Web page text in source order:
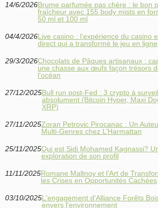
14/6/2026Brume parfumée pas chère : le bon
fraîcheur avec 155 body mists en
50 ml et 100 ml
04/4/2026Live casino : l’expérience du casino
direct qui a transformé le jeu en ligne
29/3/2026Chocolats de Pâques artisanaux :
une chasse aux œufs façon trésors
l’océan
27/12/2025Bull run post‑Fed : 3 crypto à
absolument (Bitcoin Hyper, Maxi
XRP)
27/11/2025Zoran Petrovic Pirocanac : Un
Multi-Genres chez L’Harmattan
25/11/2025Qui est Sidi Mohamed Kagnassi?
exploration de son profil
11/11/2025Romane Maltnoy et l'Art de
les Crises en Opportunités Cachées
03/10/2025L'engagement d'Alliance Forêts
envers l'environnement